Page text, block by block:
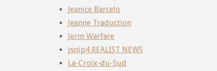
Jeanice Barcelo
Jeanne Traduction
Jerm Warfare
jsnip4 REALIST NEWS
La-Croix-du-Sud